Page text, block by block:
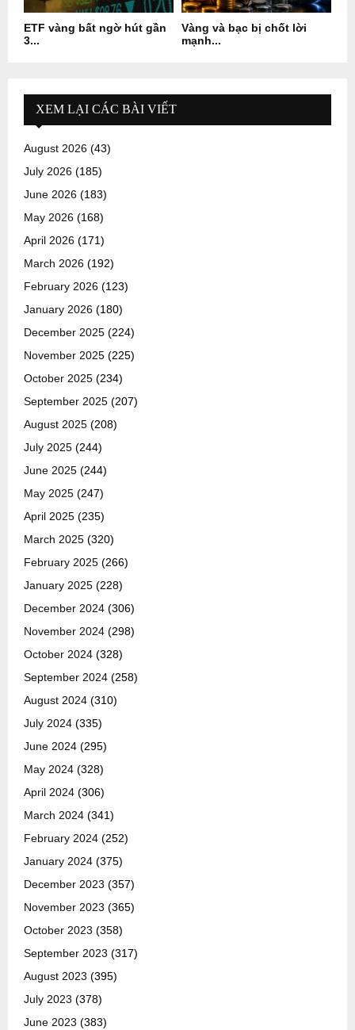
ETF vàng bất ngờ hút gần
3...
Vàng và bạc bị chốt lời
mạnh...
XEM LẠI CÁC BÀI VIẾT
August 2026 (43)
July 2026 (185)
June 2026 (183)
May 2026 (168)
April 2026 (171)
March 2026 (192)
February 2026 (123)
January 2026 (180)
December 2025 (224)
November 2025 (225)
October 2025 (234)
September 2025 (207)
August 2025 (208)
July 2025 (244)
June 2025 (244)
May 2025 (247)
April 2025 (235)
March 2025 (320)
February 2025 (266)
January 2025 (228)
December 2024 (306)
November 2024 (298)
October 2024 (328)
September 2024 (258)
August 2024 (310)
July 2024 (335)
June 2024 (295)
May 2024 (328)
April 2024 (306)
March 2024 (341)
February 2024 (252)
January 2024 (375)
December 2023 (357)
November 2023 (365)
October 2023 (358)
September 2023 (317)
August 2023 (395)
July 2023 (378)
June 2023 (383)